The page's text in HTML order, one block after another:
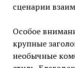
сценарии
Особое
крупные
необычные